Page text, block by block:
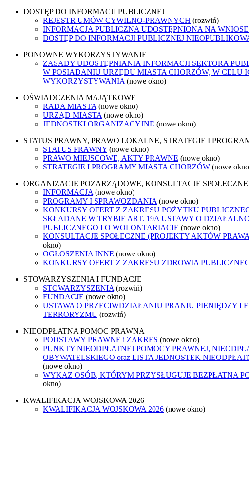
DOSTĘP DO INFORMACJI PUBLICZNEJ
REJESTR UMÓW CYWILNO-PRAWNYCH (rozwiń)
INFORMACJA PUBLICZNA UDOSTĘPNIONA NA
DOSTĘP DO INFORMACJI PUBLICZNEJ
PONOWNE WYKORZYSTYWANIE
ZASADY UDOSTĘPNIANIA INFORMACJI SEKTORA
W POSIADANIU URZĘDU MIASTA CHORZÓW, W CELU
WYKORZYSTYWANIA (nowe okno)
OŚWIADCZENIA MAJĄTKOWE
RADA MIASTA (nowe okno)
URZĄD MIASTA (nowe okno)
JEDNOSTKI ORGANIZACYJNE (nowe okno)
STATUS PRAWNY, PRAWO LOKALNE, STRATEGIE I
STATUS PRAWNY (nowe okno)
PRAWO MIEJSCOWE, AKTY PRAWNE (nowe okno)
STRATEGIE I PROGRAMY MIASTA CHORZÓW (nowe
ORGANIZACJE POZARZĄDOWE, KONSULTACJE SPOŁECZNE
INFORMACJA (nowe okno)
PROGRAMY I SPRAWOZDANIA (nowe okno)
KONKURSY OFERT Z ZAKRESU POŻYTKU
SKŁADANE W TRYBIE ART. 19A USTAWY O
PUBLICZNEGO I O WOLONTARIACIE (nowe okno)
KONSULTACJE SPOŁECZNE (PROJEKTY AKTÓW
okno)
OGŁOSZENIA INNE (nowe okno)
KONKURSY OFERT Z ZAKRESU ZDROWIA
STOWARZYSZENIA I FUNDACJE
STOWARZYSZENIA (rozwiń)
FUNDACJE (nowe okno)
USTAWA O PRZECIWDZIAŁANIU PRANIU PIENIĘDZY I
TERRORYZMU (rozwiń)
NIEODPŁATNA POMOC PRAWNA
PODSTAWY PRAWNE i ZAKRES (nowe okno)
PUNKTY NIEODPŁATNEJ POMOCY PRAWNEJ,
OBYWATELSKIEGO oraz LISTA JEDNOSTEK
(nowe okno)
WYKAZ OSÓB, KTÓRYM PRZYSŁUGUJE BEZPŁATNA
okno)
KWALIFIKACJA WOJSKOWA 2026
KWALIFIKACJA WOJSKOWA 2026 (nowe okno)